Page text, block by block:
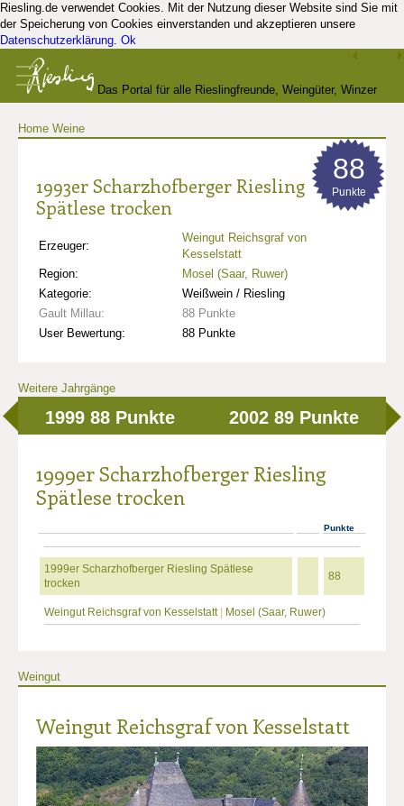
Riesling.de verwendet Cookies. Mit der Nutzung dieser Website sind Sie mit
der Speicherung von Cookies einverstanden und akzeptieren unsere
Datenschutzerklärung. Ok
Das Portal für alle Rieslingfreunde, Weingüter, Winzer
Home Weine
1993er Scharzhofberger Riesling
Spätlese trocken
Erzeuger:
Weingut Reichsgraf von
Kesselstatt
Region:
Mosel (Saar, Ruwer)
Kategorie:
Weißwein / Riesling
Gault Millau:
88 Punkte
User Bewertung:
88 Punkte
88
Punkte
Weitere Jahrgänge
1999 88 Punkte 2002 89 Punkte
1999er Scharzhofberger Riesling
Spätlese trocken
Punkte
1999er Scharzhofberger Riesling Spätlese
trocken
88
Weingut Reichsgraf von Kesselstatt| Mosel (Saar, Ruwer)
Weingut
Weingut Reichsgraf von Kesselstatt